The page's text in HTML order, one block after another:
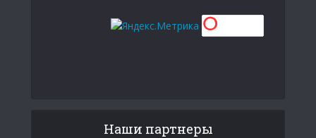
Наши партнеры